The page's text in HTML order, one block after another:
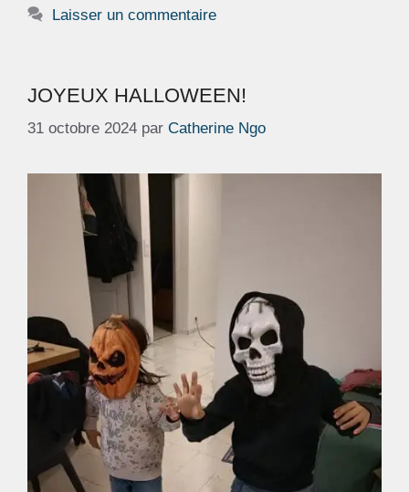
Laisser un commentaire
JOYEUX HALLOWEEN!
31 octobre 2024 par Catherine Ngo